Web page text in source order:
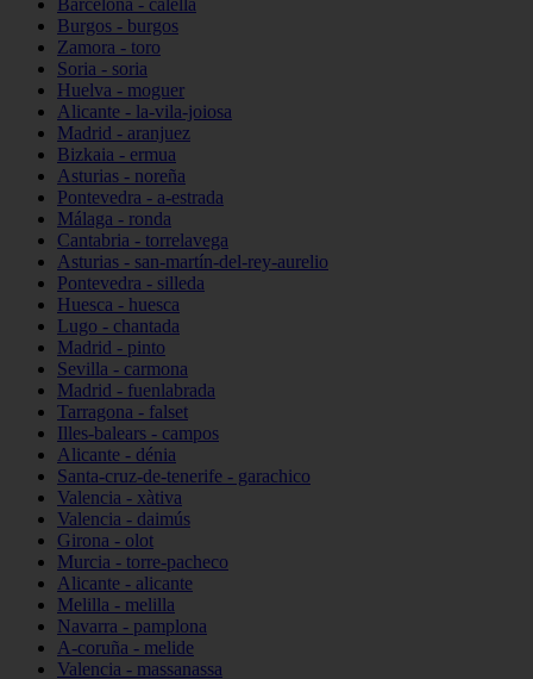
Barcelona - calella
Burgos - burgos
Zamora - toro
Soria - soria
Huelva - moguer
Alicante - la-vila-joiosa
Madrid - aranjuez
Bizkaia - ermua
Asturias - noreña
Pontevedra - a-estrada
Málaga - ronda
Cantabria - torrelavega
Asturias - san-martín-del-rey-aurelio
Pontevedra - silleda
Huesca - huesca
Lugo - chantada
Madrid - pinto
Sevilla - carmona
Madrid - fuenlabrada
Tarragona - falset
Illes-balears - campos
Alicante - dénia
Santa-cruz-de-tenerife - garachico
Valencia - xàtiva
Valencia - daimús
Girona - olot
Murcia - torre-pacheco
Alicante - alicante
Melilla - melilla
Navarra - pamplona
A-coruña - melide
Valencia - massanassa